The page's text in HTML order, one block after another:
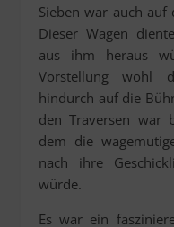
Sieben war auch auf
Dieser Wagen
aus ihm heraus
Vorstellung wohl
hindurch auf die
den Traversen war
dem die
nach ihre
würde.
Es war ein